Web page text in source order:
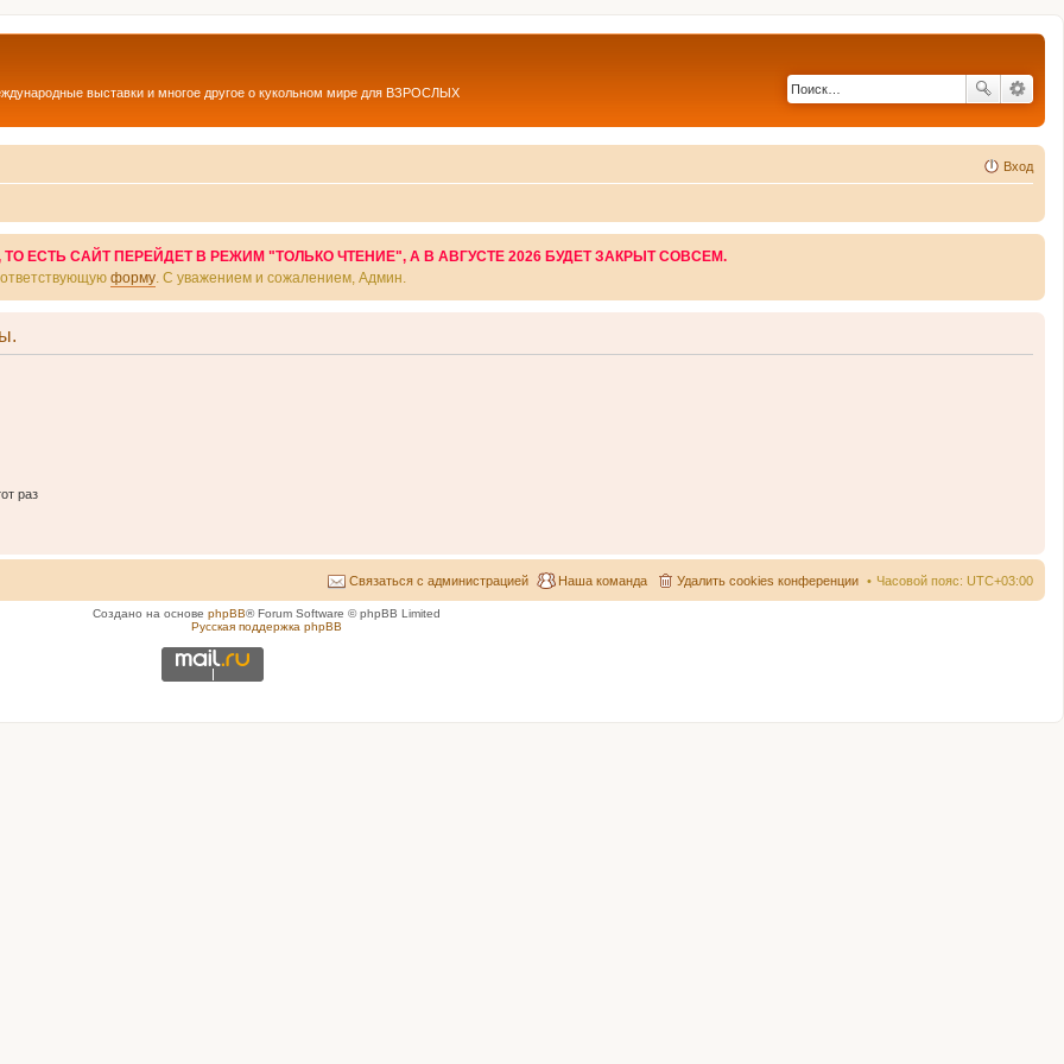
выставки и многое другое о кукольном мире для ВЗРОСЛЫХ
Вход
ЕСТЬ САЙТ ПЕРЕЙДЕТ В РЕЖИМ "ТОЛЬКО ЧТЕНИЕ", А В АВГУСТЕ 2026 БУДЕТ ЗАКРЫТ СОВСЕМ.
форму . С уважением и сожалением, Админ.
раз
Часовой пояс: UTC+03:00
Удалить cookies конференции
Наша команда
Связаться с администрацией
Создано на основе phpBB® Forum Software © phpBB Limited
Русская поддержка phpBB